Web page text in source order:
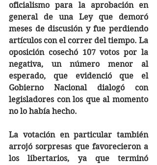
oficialismo para la aprobación en
general de una Ley que demoró
meses de discusión y fue perdiendo
artículos con el correr del tiempo. La
oposición cosechó 107 votos por la
negativa, un número menor al
esperado, que evidenció que el
Gobierno Nacional dialogó con
legisladores con los que al momento
no lo había hecho.
La votación en particular también
arrojó sorpresas que favorecieron a
los libertarios, ya que terminó